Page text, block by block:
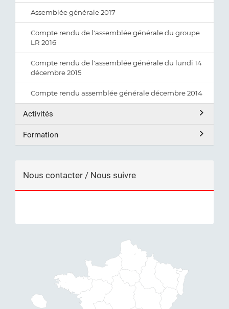
Assemblée générale 2017
Compte rendu de l'assemblée générale du groupe
LR 2016
Compte rendu de l'assemblée générale du lundi 14
décembre 2015
Compte rendu assemblée générale décembre 2014
Activités
Formation
Nous contacter / Nous suivre